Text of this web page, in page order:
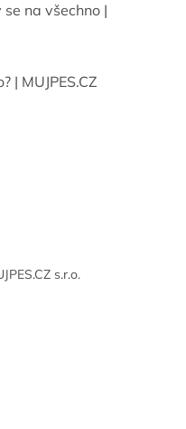
na všechno |
| MUJPES.CZ
s.r.o.